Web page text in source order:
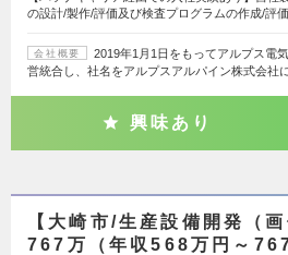
の設計/製作/評価及び検査プログラムの作成/評
会社概要
2019年1月1日をもってアルプス電
営統合し、社名をアルプスアルパイン株式会社
興味あり
【大崎市/生産設備開発（
767万（年収568万円～767